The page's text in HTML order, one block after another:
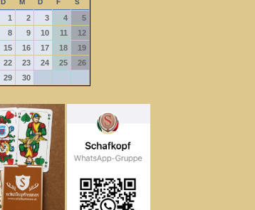
D M D F S
1 2 3 4
5
8 9 10 11
12
15 16 17 18
19
22 23 24 25
26
29 30